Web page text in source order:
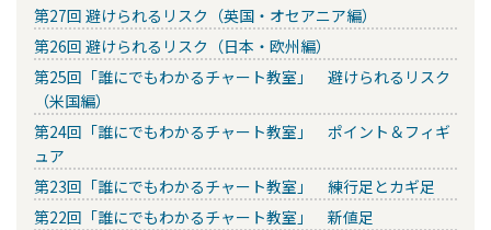
第27回 避けられるリスク（英国・オセアニア編）
第26回 避けられるリスク（日本・欧州編）
第25回「誰にでもわかるチャート教室」 避けられるリスク
（米国編）
第24回「誰にでもわかるチャート教室」 ポイント＆フィギ
ュア
第23回「誰にでもわかるチャート教室」 練行足とカギ足
第22回「誰にでもわかるチャート教室」 新値足